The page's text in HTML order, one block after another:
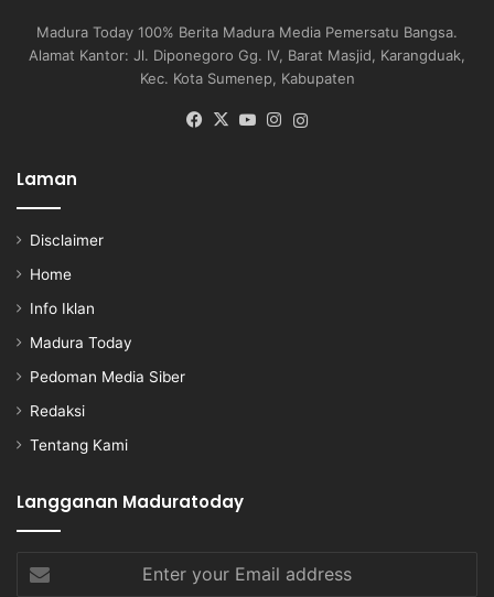
Madura Today 100% Berita Madura Media Pemersatu Bangsa.
Alamat Kantor: Jl. Diponegoro Gg. IV, Barat Masjid, Karangduak,
Kec. Kota Sumenep, Kabupaten
Facebook
X YouTubeInstagram
Laman
Disclaimer
Home
Info Iklan
Madura Today
Pedoman Media Siber
Redaksi
Tentang Kami
Langganan Maduratoday
Enter
your